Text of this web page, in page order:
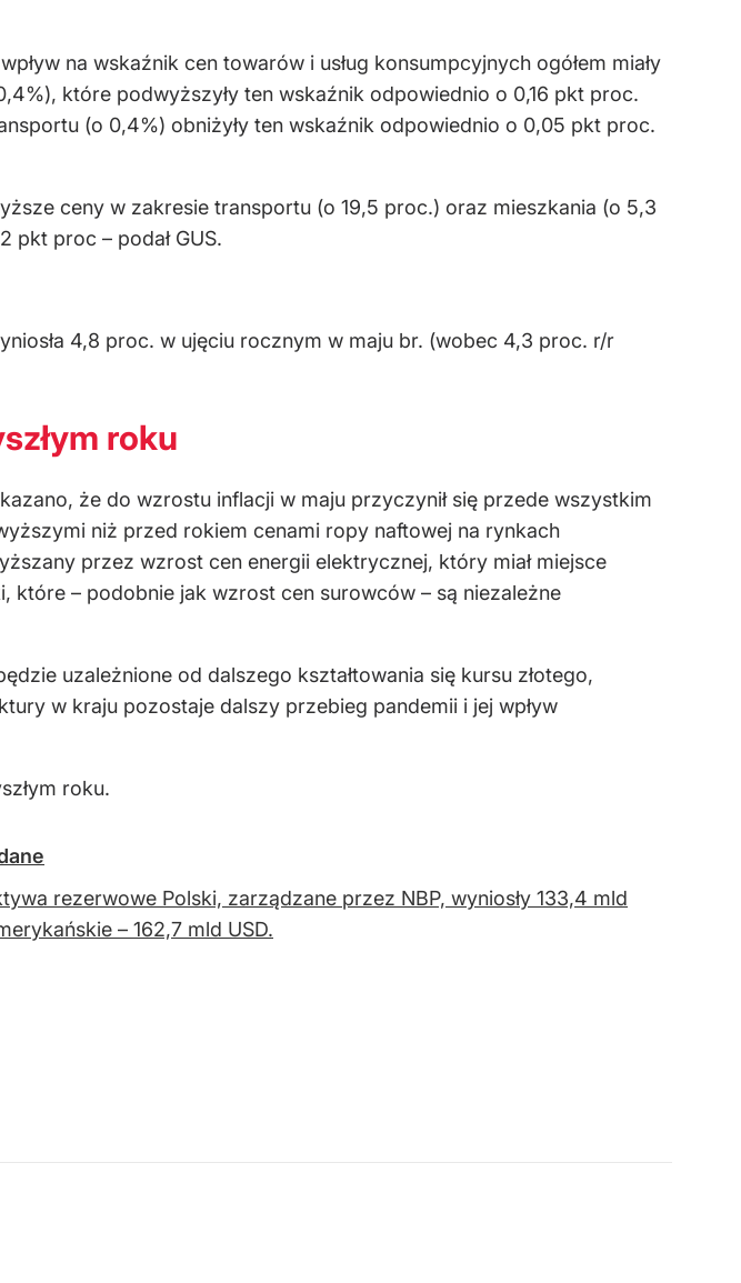
na wskaźnik cen towarów i usług konsumpcyjnych ogółem miały
które podwyższyły ten wskaźnik odpowiednio o 0,16 pkt proc.
(o 0,4%) obniżyły ten wskaźnik odpowiednio o 0,05 pkt proc.
ceny w zakresie transportu (o 19,5 proc.) oraz mieszkania (o 5,3
pkt proc – podał GUS.
4,8 proc. w ujęciu rocznym w maju br. (wobec 4,3 proc. r/r
roku
że do wzrostu inflacji w maju przyczynił się przede wszystkim
niż przed rokiem cenami ropy naftowej na rynkach
przez wzrost cen energii elektrycznej, który miał miejsce
– podobnie jak wzrost cen surowców – są niezależne
uzależnione od dalszego kształtowania się kursu złotego,
w kraju pozostaje dalszy przebieg pandemii i jej wpływ
roku.
rezerwowe Polski, zarządzane przez NBP, wyniosły 133,4 mld
– 162,7 mld USD.